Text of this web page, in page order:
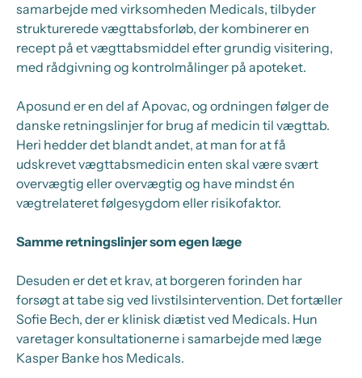
samarbejde med virksomheden Medicals, tilbyder
strukturerede vægttabsforløb, der kombinerer en
recept på et vægttabsmiddel efter grundig visitering,
med rådgivning og kontrolmålinger på apoteket.
Aposund er en del af Apovac, og ordningen følger de
danske retningslinjer for brug af medicin til vægttab.
Heri hedder det blandt andet, at man for at få
udskrevet vægttabsmedicin enten skal være svært
overvægtig eller overvægtig og have mindst én
vægtrelateret følgesygdom eller risikofaktor.
Samme retningslinjer som egen læge
Desuden er det et krav, at borgeren forinden har
forsøgt at tabe sig ved livstilsintervention. Det fortæller
Sofie Bech, der er klinisk diætist ved Medicals. Hun
varetager konsultationerne i samarbejde med læge
Kasper Banke hos Medicals.